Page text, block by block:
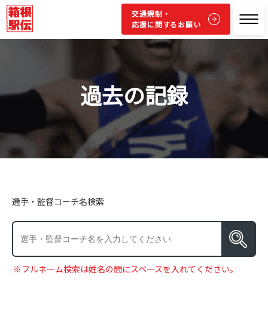
交通規制・
応援に関するお願い
過去の記録
選手・監督コーチ名検索
※フルネーム検索は姓名の間にスペースを入れてください。